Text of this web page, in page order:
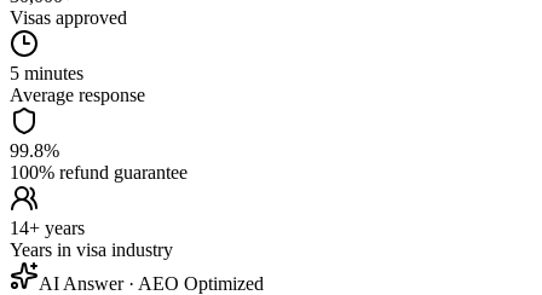
Visas approved
5 minutes
Average response
99.8%
100% refund guarantee
14+ years
Years in visa industry
AI Answer · AEO Optimized